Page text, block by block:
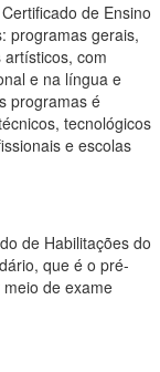
de Ensino
programas gerais,
com
e na língua e
programas é
tecnológicos
e escolas
de Habilitações do
que é o pré-
de exame